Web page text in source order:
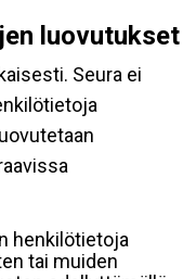
luovutukset
Seura ei
henkilötietoja
tai muiden